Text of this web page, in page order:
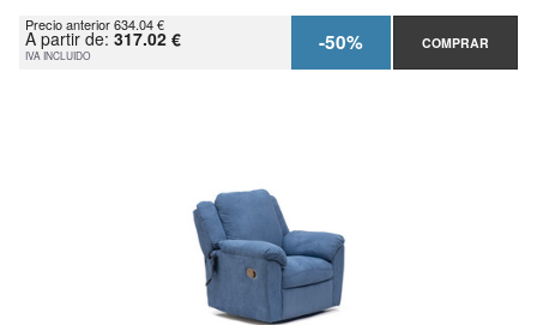
Precio anterior 634.04 €
A partir de: 317.02 €
IVA INCLUIDO -50% COMPRAR